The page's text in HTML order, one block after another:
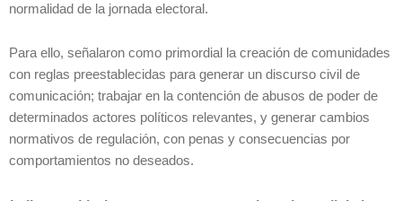
normalidad de la jornada electoral.
Para ello, señalaron como primordial la creación de comunidades
con reglas preestablecidas para generar un discurso civil de
comunicación; trabajar en la contención de abusos de poder de
determinados actores políticos relevantes, y generar cambios
normativos de regulación, con penas y consecuencias por
comportamientos no deseados.